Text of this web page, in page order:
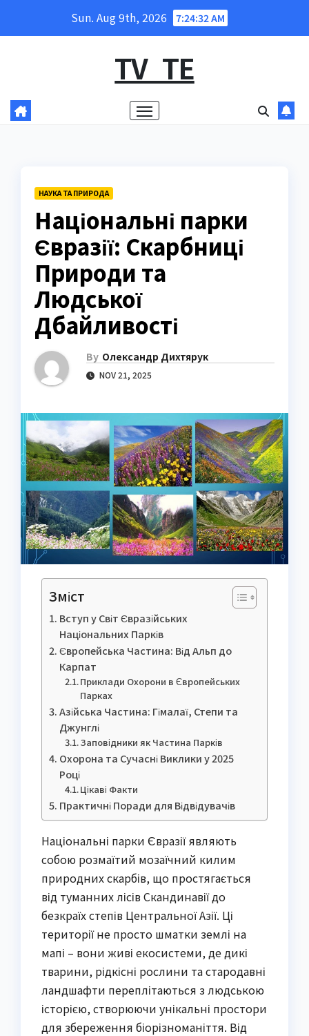
Sun. Aug 9th, 2026 7:24:33 AM
TV_TE
НАУКА ТА ПРИРОДА
Національні парки
Євразії: Скарбниці
Природи та
Людської
Дбайливості
By Олександр Дихтярук
NOV 21, 2025
Зміст
Вступ у Світ Євразійських
Національних Парків
Європейська Частина: Від Альп до
Карпат
Приклади Охорони в Європейських
Парках
Азійська Частина: Гімалаї, Степи та
Джунглі
Заповідники як Частина Парків
Охорона та Сучасні Виклики у 2025
Році
Цікаві Факти
Практичні Поради для Відвідувачів
Національні парки Євразії являють
собою розмаїтий мозаїчний килим
природних скарбів, що простягається
від туманних лісів Скандинавії до
безкраїх степів Центральної Азії. Ці
території не просто шматки землі на
мапі – вони живі екосистеми, де дикі
тварини, рідкісні рослини та стародавні
ландшафти переплітаються з людською
історією, створюючи унікальні простори
для збереження біорізноманіття. Від